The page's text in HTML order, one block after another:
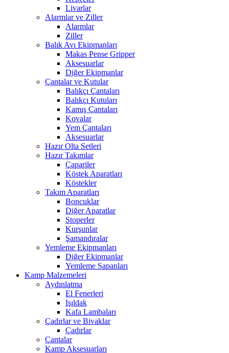
Livarlar
Alarmlar ve Ziller
Alarmlar
Ziller
Balık Avı Ekipmanları
Makas Pense Gripper
Aksesuarlar
Diğer Ekipmanlar
Çantalar ve Kutular
Balıkçı Çantaları
Balıkçı Kutuları
Kamış Çantaları
Kovalar
Yem Çantaları
Aksesuarlar
Hazır Olta Setleri
Hazır Takımlar
Çapariler
Köstek Aparatları
Köstekler
Takım Aparatları
Boncuklar
Diğer Aparatlar
Stoperler
Kurşunlar
Şamandıralar
Yemleme Ekipmanları
Diğer Ekipmanlar
Yemleme Sapanları
Kamp Malzemeleri
Aydınlatma
El Fenerleri
Işıldak
Kafa Lambaları
Çadırlar ve Bivaklar
Çadırlar
Çantalar
Kamp Aksesuarları